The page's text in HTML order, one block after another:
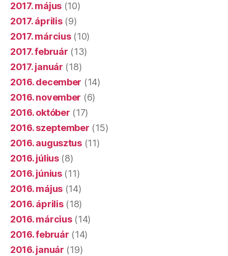
2017. május (10)
2017. április(9)
2017. március(10)
2017. február (13)
2017. január (18)
2016. december (14)
2016. november (6)
2016. október (17)
2016. szeptember (15)
2016. augusztus(11)
2016. július(8)
2016. június(11)
2016. május (14)
2016. április(18)
2016. március(14)
2016. február (14)
2016. január (19)